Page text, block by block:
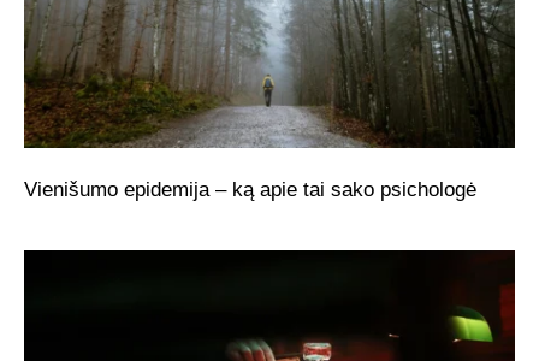
Vienišumo epidemija – ką apie tai sako psichologė